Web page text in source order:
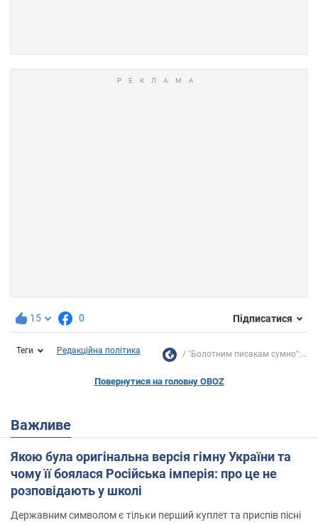
15 0 Підписатися
Теги Редакційна політика "Болотним писакам сумно":...
Повернутися на головну OBOZ
Важливе
Якою була оригінальна версія гімну України та
чому її боялася Російська імперія: про це не
розповідають у школі
Державним символом є тільки перший куплет та приспів пісні